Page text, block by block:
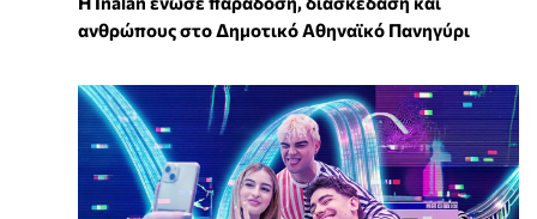
ανθρώπους στο Δημοτικό Αθηναϊκό Πανηγύρι